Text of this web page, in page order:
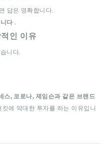
답은 명확합니다.
다 .
인 이유
니다.
스, 코로나, 제임슨과 같은 브랜드
킷에 막대한 투자를 하는 이유입니